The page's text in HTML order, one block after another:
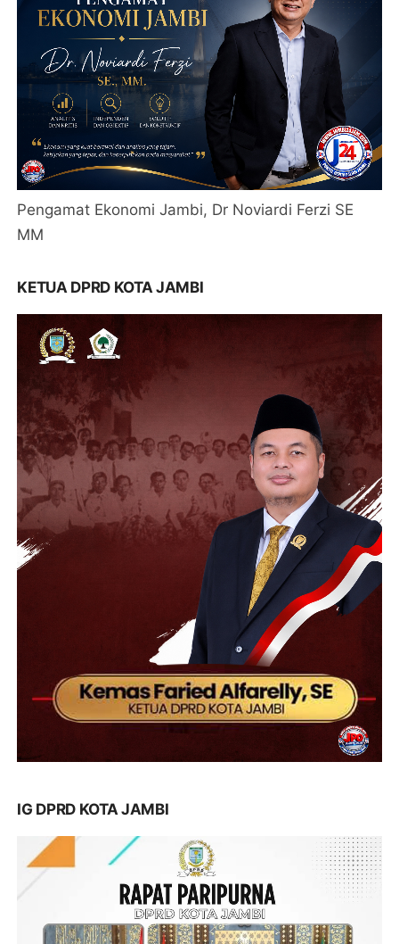
Pengamat Ekonomi Jambi, Dr Noviardi Ferzi SE
MM
KETUA DPRD KOTA JAMBI
IG DPRD KOTA JAMBI